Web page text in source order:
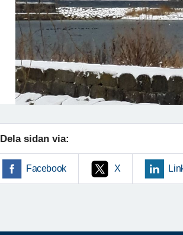
Dela sidan via:
Facebook X